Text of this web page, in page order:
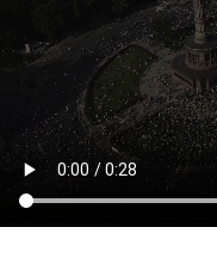
Wusstest du, dass ein
wird, nur weil er von
Sachsen-Anhalt braucht
Wirtschaft, Infrastruktur
werden nicht kleiner,
und erst danach auf den